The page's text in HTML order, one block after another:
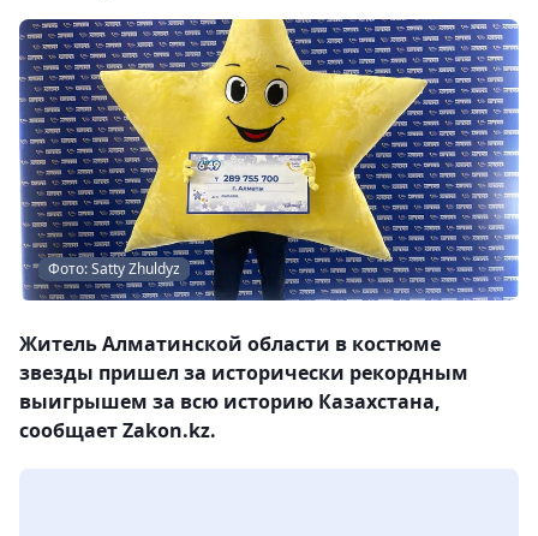
Фото: Satty Zhuldyz
Житель Алматинской области в костюме
звезды пришел за исторически рекордным
выигрышем за всю историю Казахстана,
сообщает Zakon.kz.